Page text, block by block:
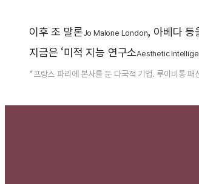
이후 조 말론Jo Malone London, 아베다 등
지금은 ‘미적 지능 연구소Aesthetic
*프랑스 파리에 본사를 둔 다국적 기업. 루이비통